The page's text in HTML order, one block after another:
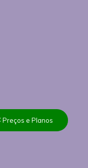
Preços e Planos